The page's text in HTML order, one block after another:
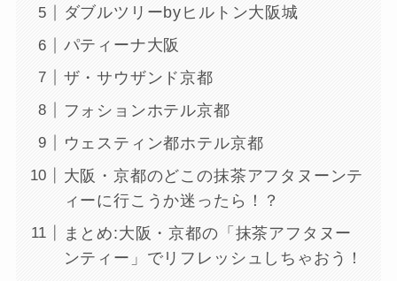
ダブルツリーbyヒルトン大阪城
パティーナ大阪
ザ・サウザンド京都
フォションホテル京都
ウェスティン都ホテル京都
大阪・京都のどこの抹茶アフタヌーンテ
ィーに行こうか迷ったら！？
まとめ:大阪・京都の「抹茶アフタヌー
ンティー」でリフレッシュしちゃおう！